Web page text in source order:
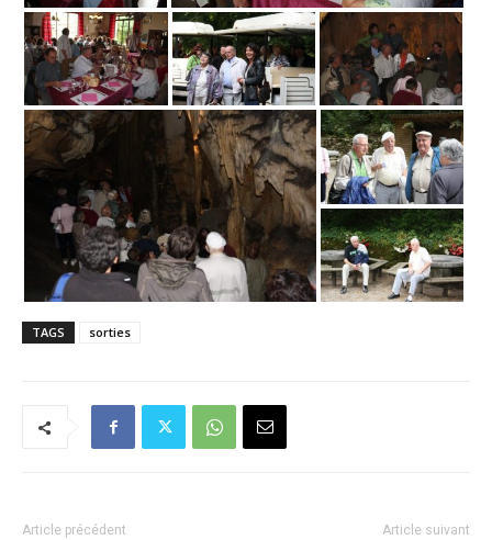
TAGS sorties
Article précédent Article suivant